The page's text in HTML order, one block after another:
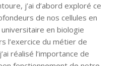
j’ai d’abord exploré ce
de nos cellules en
en biologie
l’exercice du métier de
réalisé l’importance de